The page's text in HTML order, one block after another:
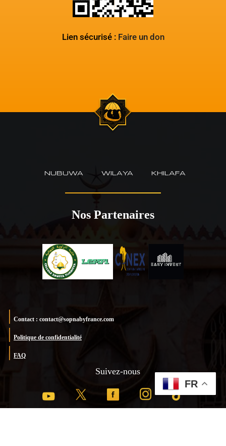
Lien sécurisé : Faire un don
NUBUWA WILAYA KHILAFA
Nos Partenaires
Contact : contact@sopnabyfrance.com
Politique de confidentialité
FAQ
Suivez-nous
FR